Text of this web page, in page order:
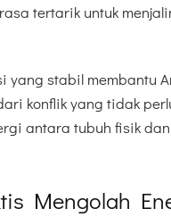
tertarik untuk
yang stabil membantu
konflik yang tidak
antara tubuh fisik
Mengolah